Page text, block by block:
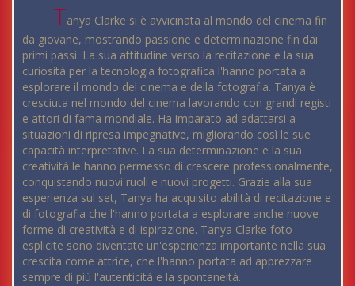
Tanya Clarke si è avvicinata al mondo del cinema fin
da giovane, mostrando passione e determinazione fin dai
primi passi. La sua attitudine verso la recitazione e la sua
curiosità per la tecnologia fotografica l'hanno portata a
esplorare il mondo del cinema e della fotografia. Tanya è
cresciuta nel mondo del cinema lavorando con grandi registi
e attori di fama mondiale. Ha imparato ad adattarsi a
situazioni di ripresa impegnative, migliorando così le sue
capacità interpretative. La sua determinazione e la sua
creatività le hanno permesso di crescere professionalmente,
conquistando nuovi ruoli e nuovi progetti. Grazie alla sua
esperienza sul set, Tanya ha acquisito abilità di recitazione e
di fotografia che l'hanno portata a esplorare anche nuove
forme di creatività e di ispirazione. Tanya Clarke foto
esplicite sono diventate un'esperienza importante nella sua
crescita come attrice, che l'hanno portata ad apprezzare
sempre di più l'autenticità e la spontaneità.